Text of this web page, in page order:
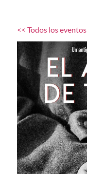
<< Todos los eventos